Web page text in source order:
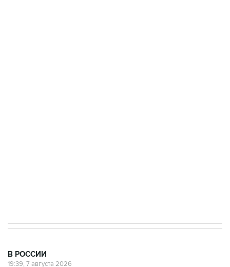
В РОССИИ
19:39, 7 августа 2026